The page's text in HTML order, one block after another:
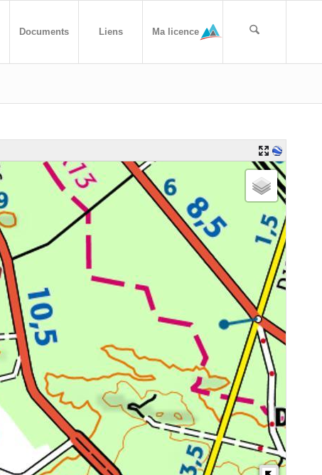
Documents Liens Ma licence